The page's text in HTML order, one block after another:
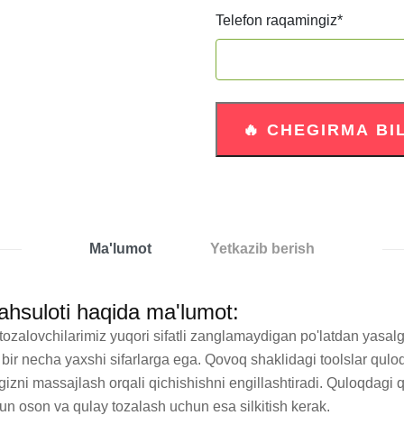
Telefon raqamingiz*
Ma'lumot Yetkazib berish
haqida ma'lumot:
yuqori sifatli zanglamaydigan po'latdan
necha yaxshi sifarlarga ega. Qovoq shaklidagi toolslar
massajlash orqali qichishishni engillashtiradi. Quloqdagi
oson va qulay tozalash uchun esa silkitish kerak.